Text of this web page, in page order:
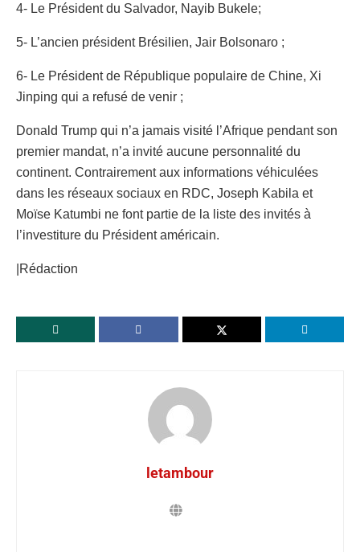
4- Le Président du Salvador, Nayib Bukele;
5- L’ancien président Brésilien, Jair Bolsonaro ;
6- Le Président de République populaire de Chine, Xi
Jinping qui a refusé de venir ;
Donald Trump qui n’a jamais visité l’Afrique pendant son
premier mandat, n’a invité aucune personnalité du
continent. Contrairement aux informations véhiculées
dans les réseaux sociaux en RDC, Joseph Kabila et
Moïse Katumbi ne font partie de la liste des invités à
l’investiture du Président américain.
|Rédaction
letambour